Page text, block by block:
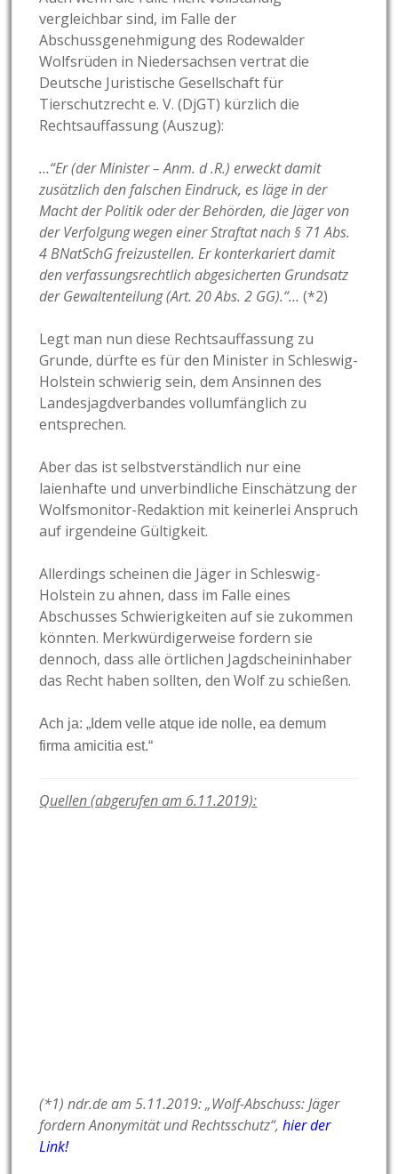
vergleichbar sind, im Falle der
Abschussgenehmigung des Rodewalder
Wolfsrüden in Niedersachsen vertrat die
Deutsche Juristische Gesellschaft für
Tierschutzrecht e. V. (DjGT) kürzlich die
Rechtsauffassung (Auszug):
…“Er (der Minister – Anm. d .R.) erweckt damit
zusätzlich den falschen Eindruck, es läge in der
Macht der Politik oder der Behörden, die Jäger von
der Verfolgung wegen einer Straftat nach § 71 Abs.
4 BNatSchG freizustellen. Er konterkariert damit
den verfassungsrechtlich abgesicherten Grundsatz
der Gewaltenteilung (Art. 20 Abs. 2 GG).“… (*2)
Legt man nun diese Rechtsauffassung zu
Grunde, dürfte es für den Minister in Schleswig-
Holstein schwierig sein, dem Ansinnen des
Landesjagdverbandes vollumfänglich zu
entsprechen.
Aber das ist selbstverständlich nur eine
laienhafte und unverbindliche Einschätzung der
Wolfsmonitor-Redaktion mit keinerlei Anspruch
auf irgendeine Gültigkeit.
Allerdings scheinen die Jäger in Schleswig-
Holstein zu ahnen, dass im Falle eines
Abschusses Schwierigkeiten auf sie zukommen
könnten. Merkwürdigerweise fordern sie
dennoch, dass alle örtlichen Jagdscheininhaber
das Recht haben sollten, den Wolf zu schießen.
Ach ja: „Idem velle atque ide nolle, ea demum
firma amicitia est.“
Quellen (abgerufen am 6.11.2019):
(*1) ndr.de am 5.11.2019: „Wolf-Abschuss: Jäger
fordern Anonymität und Rechtsschutz“,hier der
Link!